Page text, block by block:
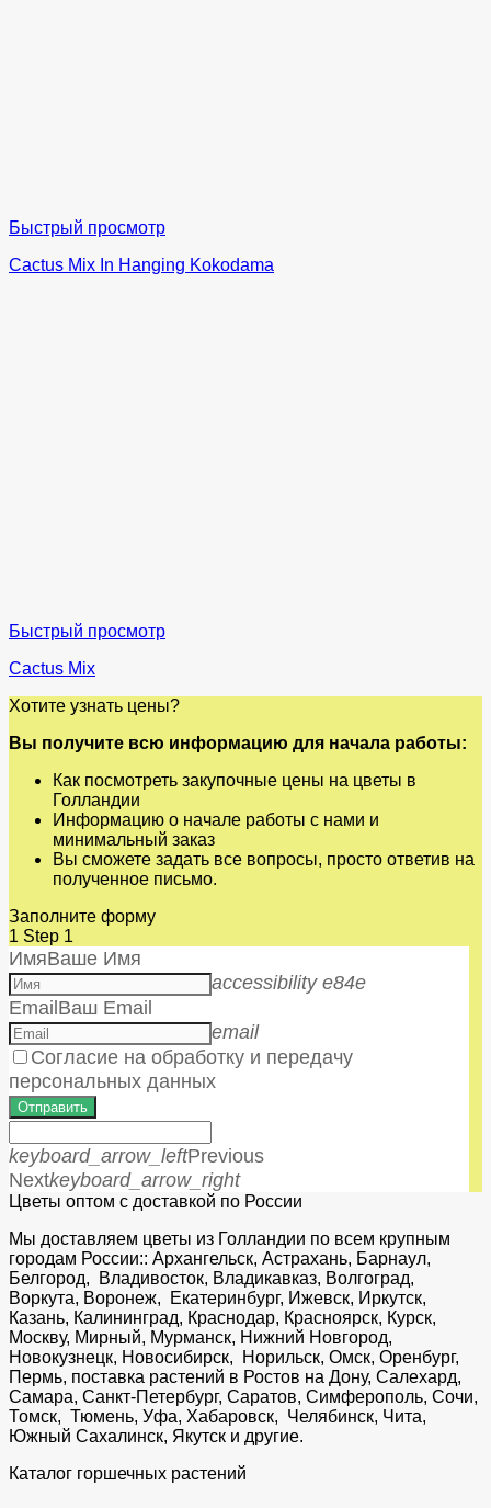
Быстрый просмотр
Cactus Mix In Hanging Kokodama
Быстрый просмотр
Cactus Mix
Хотите узнать цены?
Вы получите всю информацию для начала работы:
Как посмотреть закупочные цены на цветы в
Голландии
Информацию о начале работы с нами и
минимальный заказ
Вы сможете задать все вопросы, просто ответив на
полученное письмо.
Заполните форму
1 Step 1
ИмяВаше Имя
accessibility e84e
EmailВаш Email
email
Согласие на обработку и передачу
персональных данных
Отправить
keyboard_arrow_leftPrevious
Nextkeyboard_arrow_right
Цветы оптом с доставкой по России
Мы доставляем цветы из Голландии по всем крупным
городам России:: Архангельск, Астрахань, Барнаул,
Белгород, Владивосток, Владикавказ, Волгоград,
Воркута, Воронеж, Екатеринбург, Ижевск, Иркутск,
Казань, Калининград, Краснодар, Красноярск, Курск,
Москву, Мирный, Мурманск, Нижний Новгород,
Новокузнецк, Новосибирск, Норильск, Омск, Оренбург,
Пермь, поставка растений в Ростов на Дону, Салехард,
Самара, Санкт-Петербург, Саратов, Симферополь, Сочи,
Томск, Тюмень, Уфа, Хабаровск, Челябинск, Чита,
Южный Сахалинск, Якутск и другие.
Каталог горшечных растений